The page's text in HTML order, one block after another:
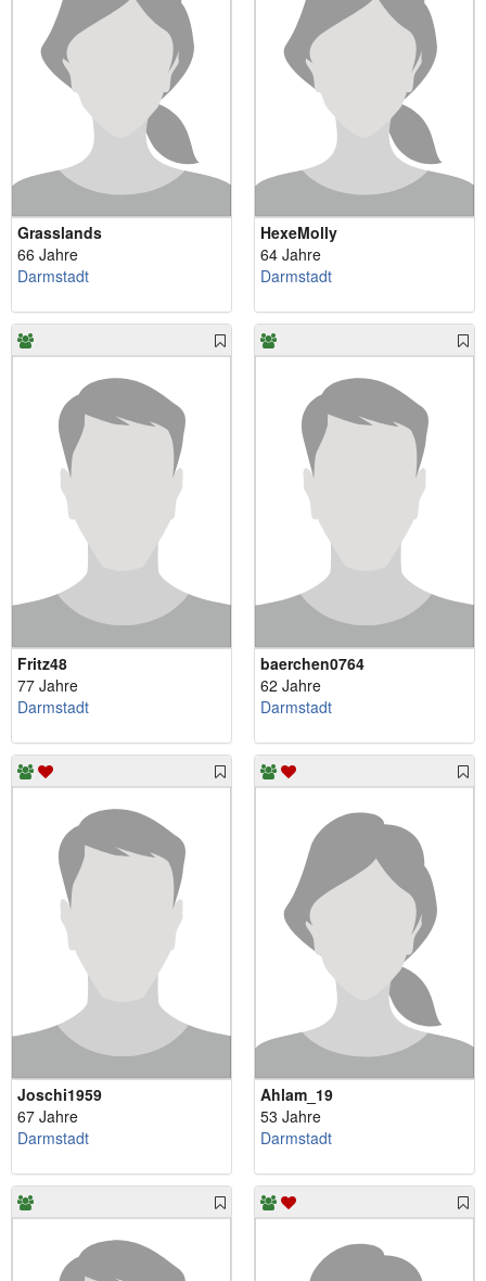
Grasslands
66 Jahre
Darmstadt
HexeMolly
64 Jahre
Darmstadt
Fritz48
77 Jahre
Darmstadt
baerchen0764
62 Jahre
Darmstadt
Joschi1959
67 Jahre
Darmstadt
Ahlam_19
53 Jahre
Darmstadt